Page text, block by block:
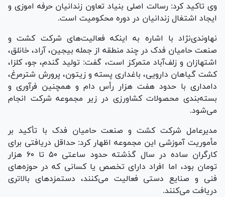
وی تاکید کرد: رسالت اصلی بنیاد تعاون زندانیان حرفه اموزی و
ایجاد اشتغال زندانیان در دوره محکومیت است.
نهاوندی‌نژاد با اشاره به اینکه فعالیت‌های شرکت کشت و
صنعت حامیان فدک در چند منطقه از جمله بیجین، آراد، خانلق،
اشتهازان و زلف‌آباد متمرکز است، گفت: تولید گندم، جو، کلزا،
کشت گیاهان دارویی، باغداری پسته و زیتون، پرورش شترمرغ،
دامداری با حدود هفت هزار رأس دام و همچنین فرآوری و
بسته‌بندی محصولات کشاورزی در زیر مجموعه شرکت انجام
می‌شود.
مدیرعامل شرکت کشت و صنعت حامیان فدک با تأکید بر
مأموریت آموزشی این مجموعه اظهار کرد: حداقل دریافتی برای
کارگران ساده در سال گذشته حدود ساعتی ۵۰ تا ۶۰ هزار
تومان بود، اما افراد دارای تخصص یا کسانی که در حوزه‌های
فنی و صنایع دستی فعالیت می‌کنند، دستمزد‌های بالاتری
دریافت می‌کنند.